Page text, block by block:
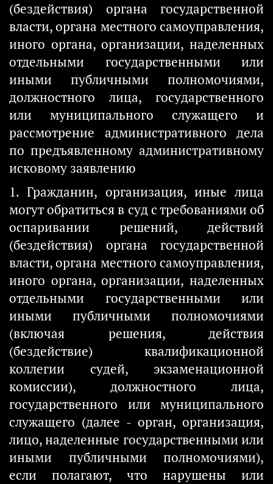
(бездействия) органа государственной
власти, органа местного самоуправления,
иного органа, организации, наделенных
отдельными государственными или
иными публичными полномочиями,
должностного лица, государственного
или муниципального служащего и
рассмотрение административного дела
по предъявленному административному
исковому заявлению
1. Гражданин, организация, иные лица
могут обратиться в суд с требованиями об
оспаривании решений, действий
(бездействия) органа государственной
власти, органа местного самоуправления,
иного органа, организации, наделенных
отдельными государственными или
иными публичными полномочиями
(включая решения, действия
(бездействие) квалификационной
коллегии судей, экзаменационной
комиссии), должностного лица,
государственного или муниципального
служащего (далее - орган, организация,
лицо, наделенные государственными или
иными публичными полномочиями),
если полагают, что нарушены или